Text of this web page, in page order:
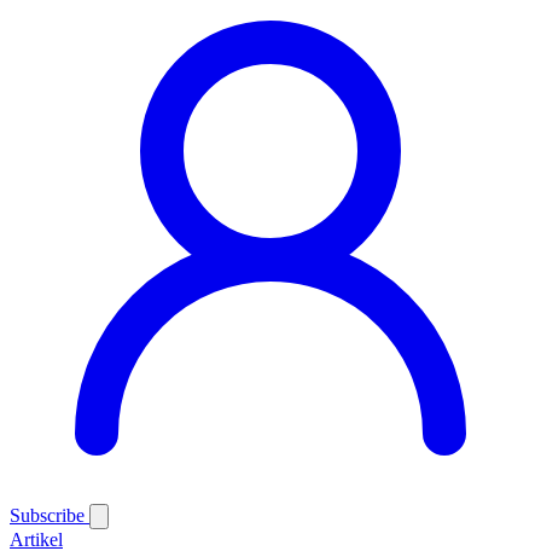
Subscribe
Artikel